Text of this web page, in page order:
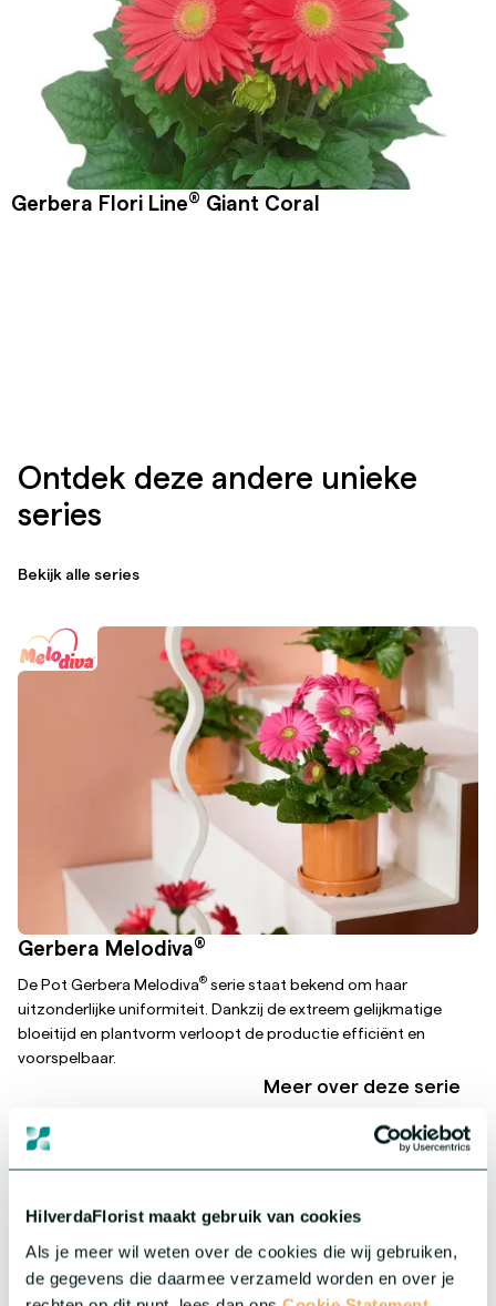
HilverdaFlorist maakt gebruik van cookies
Als je meer wil weten over de cookies die wij gebruiken,
de gegevens die daarmee verzameld worden en over je
Gerbera Flori Line® Giant Coral
Ontdek deze andere unieke
series
Bekijk alle series
Gerbera Melodiva®
De Pot Gerbera Melodiva® serie staat bekend om haar
uitzonderlijke uniformiteit. Dankzij de extreem gelijkmatige
bloeitijd en plantvorm verloopt de productie efficiënt en
voorspelbaar.
Meer over deze serie